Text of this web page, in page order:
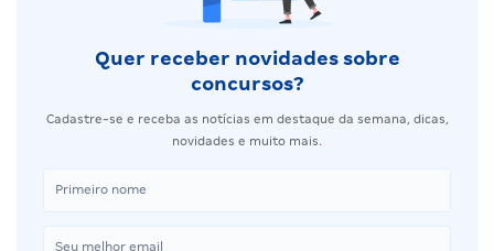
Quer receber novidades sobre
concursos?
Cadastre-se e receba as notícias em destaque da semana, dicas,
novidades e muito mais.